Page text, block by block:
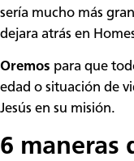
sería mucho más
dejara atrás en
Oremos para que
edad o situación de
Jesús en su misión.
6 maneras